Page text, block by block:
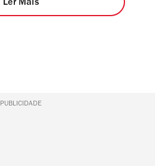
Ler Mais
PUBLICIDADE